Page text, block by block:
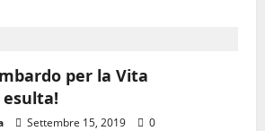
per la Vita
Settembre 15, 2019 0